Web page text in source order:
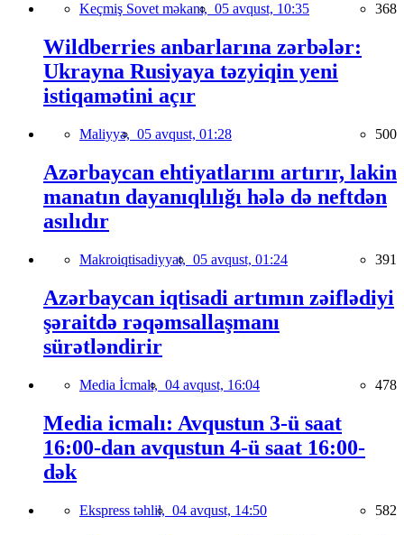
Keçmiş Sovet məkanı, 05 avqust, 10:35 368
Wildberries anbarlarına zərbələr:
Ukrayna Rusiyaya təzyiqin yeni
istiqamətini açır
Maliyyə, 05 avqust, 01:28 500
Azərbaycan ehtiyatlarını artırır, lakin
manatın dayanıqlılığı hələ də neftdən
asılıdır
Makroiqtisadiyyat, 05 avqust, 01:24 391
Azərbaycan iqtisadi artımın zəiflədiyi
şəraitdə rəqəmsallaşmanı
sürətləndirir
Media İcmalı, 04 avqust, 16:04 478
Media icmalı: Avqustun 3-ü saat
16:00-dan avqustun 4-ü saat 16:00-
dək
Ekspress təhlil, 04 avqust, 14:50 582